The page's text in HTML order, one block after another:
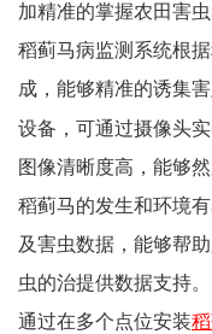
加精准的掌握农田害虫
稻蓟马病监测系统根
成 ，能够精准的诱集
设备，可通过摄像头
图像清晰度高，能够
稻蓟马的发生和环境
及害虫数据，能够帮
虫的治提供数据支持。
通过在多个点位安装